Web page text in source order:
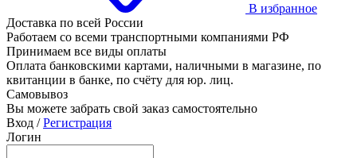
В избранное
Доставка по всей России
Работаем со всеми транспортными компаниями РФ
Принимаем все виды оплаты
Оплата банковскими картами, наличными в магазине, по
квитанции в банке, по счёту для юр. лиц.
Самовывоз
Вы можете забрать свой заказ самостоятельно
Вход /Регистрация
Логин